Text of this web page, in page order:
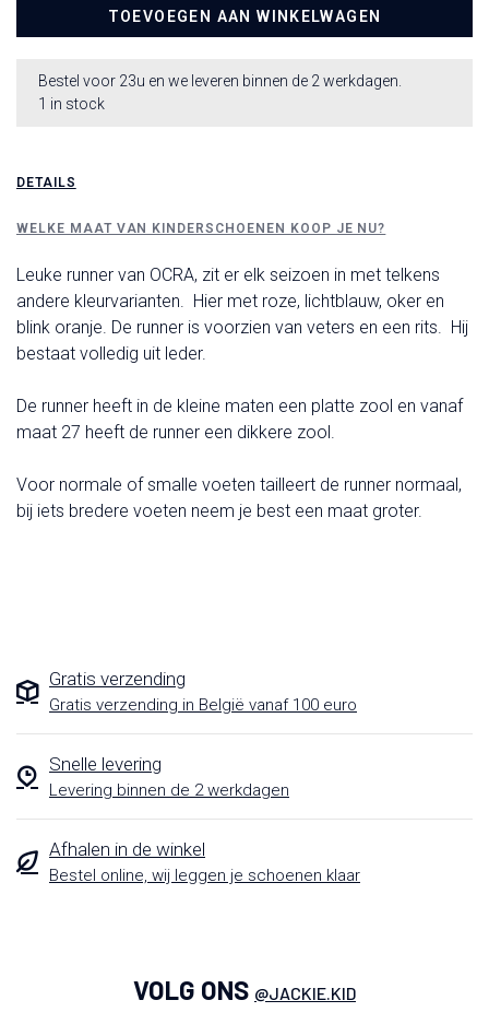
TOEVOEGEN AAN WINKELWAGEN
Bestel voor 23u en we leveren binnen de 2 werkdagen.
1 in stock
DETAILS
WELKE MAAT VAN KINDERSCHOENEN KOOP JE NU?
Leuke runner van OCRA, zit er elk seizoen in met telkens
andere kleurvarianten. Hier met roze, lichtblauw, oker en
blink oranje. De runner is voorzien van veters en een rits. Hij
bestaat volledig uit leder.
De runner heeft in de kleine maten een platte zool en vanaf
maat 27 heeft de runner een dikkere zool.
Voor normale of smalle voeten tailleert de runner normaal,
bij iets bredere voeten neem je best een maat groter.
Gratis verzending
Gratis verzending in België vanaf 100 euro
Snelle levering
Levering binnen de 2 werkdagen
Afhalen in de winkel
Bestel online, wij leggen je schoenen klaar
VOLG ONS @JACKIE.KID